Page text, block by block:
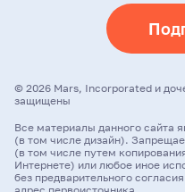
© 2026 Mars, Incorporated и
защищены
Все материалы данного сайта
(в том числе дизайн).
(в том числе путем
Интернете) или любое иное
без предварительного